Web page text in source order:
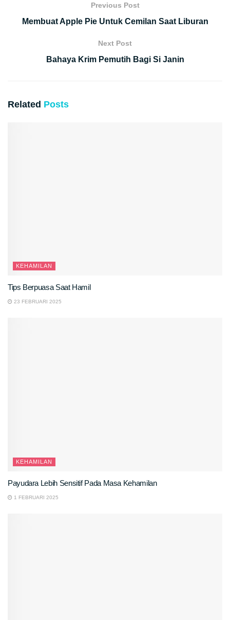
Previous Post
Membuat Apple Pie Untuk Cemilan Saat Liburan
Next Post
Bahaya Krim Pemutih Bagi Si Janin
Related Posts
KEHAMILAN
Tips Berpuasa Saat Hamil
23 FEBRUARI 2025
KEHAMILAN
Payudara Lebih Sensitif Pada Masa Kehamilan
1 FEBRUARI 2025